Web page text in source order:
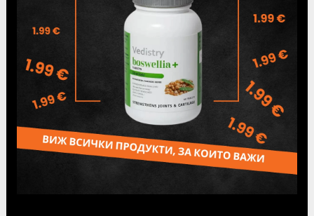
The products ordered by you are paid by
cash on delivery.
Online orders are accepted every day. They
are executed during working days from 9:00 am
to 4:00 pm from Monday to Friday.
The delivery of the ordered goods is made by
Speedy's courier services at a user-specified
address and at his expense, unless it is free of
Republic of Bulgaria. The delivery price for